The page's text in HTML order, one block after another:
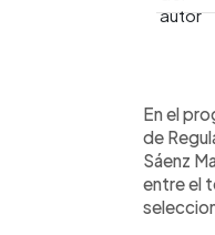
En el
de
Sáenz
entre el